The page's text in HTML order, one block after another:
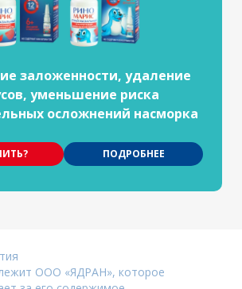
заложенности, удаление
уменьшение риска
осложнений насморка
ПОДРОБНЕЕ
ООО «ЯДРАН», которое